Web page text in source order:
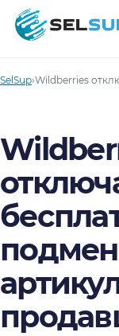
SelSup
SelSup›Wildberries